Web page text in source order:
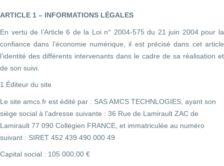
ARTICLE 1 – INFORMATIONS LÉGALES
En vertu de l’Article 6 de la Loi n° 2004-575 du 21 juin 2004 pour la
confiance dans l’économie numérique, il est précisé dans cet article
l’identité des différents intervenants dans le cadre de sa réalisation et
de son suivi.
1.Éditeur du site
Le site amcs.fr est édité par : SAS AMCS TECHNLOGIES, ayant son
siège social à l’adresse suivante : 36 Rue de Lamirault ZAC de
Lamirault 77 090 Collégien FRANCE, et immatriculée au numéro
suivant : SIRET 452 439 490 000 49
Capital social : 105 000,00 €